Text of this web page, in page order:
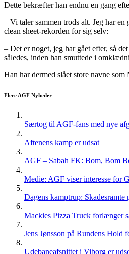
Dette bekræfter han endnu en gang
– Vi taler sammen trods alt. Jeg har
clean sheet-rekorden for sig selv:
– Det er noget, jeg har gået efter, så
således, inden han smuttede i
Han har dermed slået store navne
Flere AGF Nyheder
Særtog til AGF-fans med nye
Aftenens kamp er udsat
AGF – Sabah FK: Bom, Bom
Medie: AGF viser interesse for
Dagens kamptrup: Skadesramte
Mackies Pizza Truck forlænger
Jens Jønsson på Rundens Hold
Udebaneafsnittet i Viborg er